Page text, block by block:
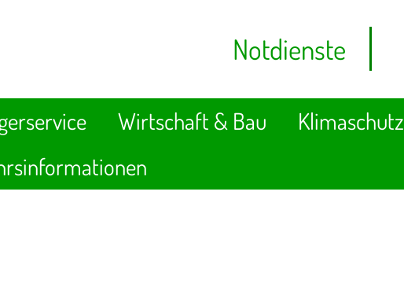
Notdienste
Wirtschaft & Bau Klimaschutz